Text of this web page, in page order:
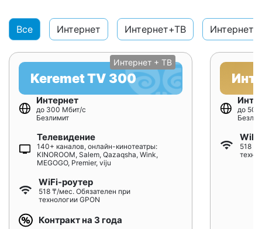
Все Интернет Интернет+ТВ
Интернет + ТВ
Keremet TV 300
Интернет
до 300 Мбит/с
Безлимит
Телевидение
140+ каналов, онлайн-кинотеатры:
KINOROOM, Salem, Qazaqsha, Wink,
MEGOGO, Premier, viju
WiFi-роутер
518 ₸/мес. Обязателен при
технологии GPON
Контракт на 3 года
до
518